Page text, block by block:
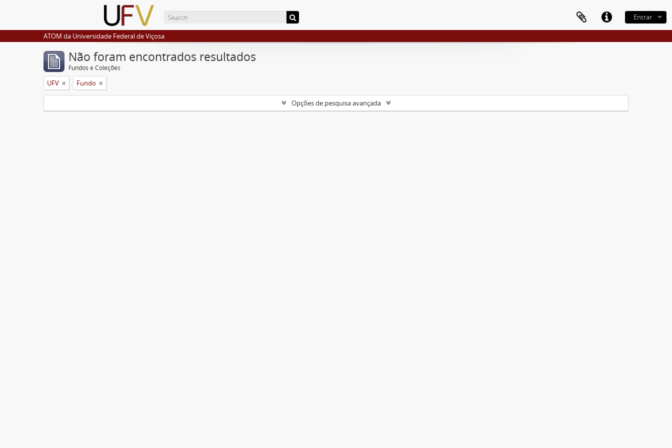
Entrar
ATOM da Universidade Federal de Viçosa
Não foram encontrados resultados
Fundos e Coleções
UFV Fundo
Opções de pesquisa avançada